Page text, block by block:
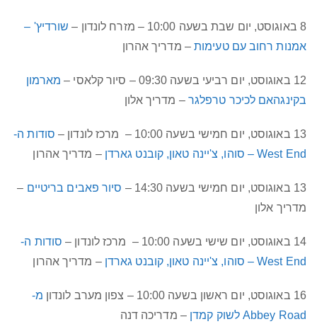
8 באוגוסט, יום שבת בשעה 10:00 – מזרח לונדון –
שורדיץ' –
אמנות רחוב עם טעימות – מדריך אהרון
12 באוגוסט, יום רביעי בשעה 09:30 – סיור קלאסי –
מארמון
בקינגהאם לכיכר טרפלגר – מדריך אלון
13 באוגוסט, יום חמישי בשעה 10:00 – מרכז לונדון –
סודות ה-
West End – סוהו, צ'יינה טאון, קובנט גארדן
– מדריך אהרון
13 באוגוסט, יום חמישי בשעה 14:30 – סיור פאבים בריטיים –
מדריך אלון
14 באוגוסט, יום שישי בשעה 10:00 – מרכז לונדון –
סודות ה-
West End – סוהו, צ'יינה טאון, קובנט גארדן
– מדריך אהרון
16 באוגוסט, יום ראשון בשעה 10:00 – צפון מערב לונדון
מ-
Abbey Road לשוק קמדן
– מדריכה דנה